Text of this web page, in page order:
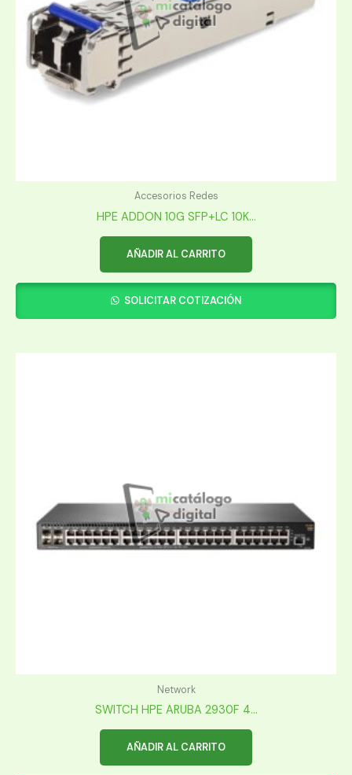
Accesorios Redes
HPE ADDON 10G SFP+LC 10K...
AÑADIR AL CARRITO
SOLICITAR COTIZACIÓN
Network
SWITCH HPE ARUBA 2930F 4...
AÑADIR AL CARRITO